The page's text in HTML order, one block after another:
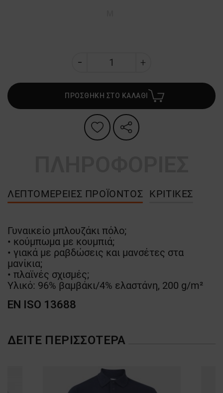
ΠΡΟΣΘΗΚΗ ΣΤΟ ΚΑΛΑΘΙ
ΛΕΠΤΟΜΈΡΕΙΕΣ ΠΡΟΪΌΝΤΟΣ ΚΡΙΤΙΚΈΣ
Γυναικείο μπλουζάκι πόλο;
• κούμπωμα με κουμπιά;
• γιακά με ραβδώσεις και μανσέτες στα
μανίκια;
• πλαϊνές σχισμές;
Υλικό: 96% βαμβάκι/4% ελαστάνη, 200 g/m²
EN ISO 13688
ΔΕΊΤΕ ΠΕΡΙΣΣΌΤΕΡΑ